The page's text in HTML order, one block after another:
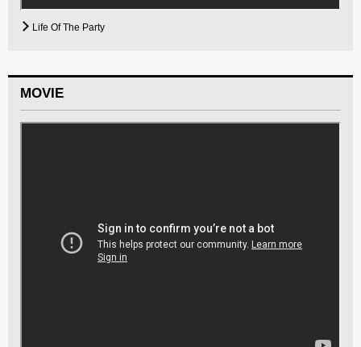
Life Of The Party
MOVIE